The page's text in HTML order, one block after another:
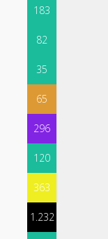
183
82
35
65
296
120
363
1.232